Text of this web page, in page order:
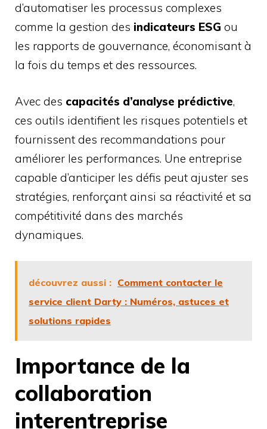
d’automatiser les processus complexes
comme la gestion des indicateurs ESG ou
les rapports de gouvernance, économisant à
la fois du temps et des ressources.
Avec des capacités d’analyse prédictive,
ces outils identifient les risques potentiels et
fournissent des recommandations pour
améliorer les performances. Une entreprise
capable d’anticiper les défis peut ajuster ses
stratégies, renforçant ainsi sa réactivité et sa
compétitivité dans des marchés
dynamiques.
découvrez aussi : Comment contacter le
service client Darty : Numéros, astuces et
solutions rapides
Importance de la
collaboration
interentreprise